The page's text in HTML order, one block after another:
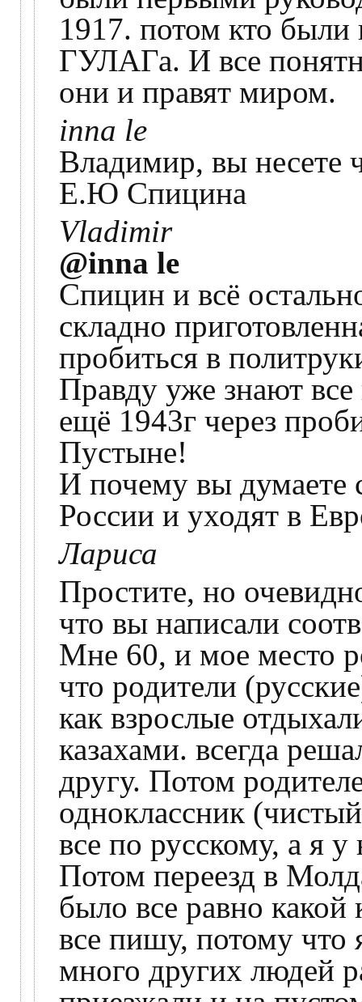
1917. потом кто были
ГУЛАГа. И все
они и правят миром.
inna le
Владимир, вы несете
Е.Ю Спицина
Vladimir
@inna le
Спицин и всё
складно
пробиться в
Правду уже знают все
ещё 1943г через
Пустыне!
И почему вы думаете
России и уходят в
Лариса
Простите, но
что вы написали
Мне 60, и мое место
что родители
как взрослые
казахами. всегда
другу. Потом
одноклассник
все по русскому, а я
Потом переезд в
было все равно
все пишу, потому что
много других людей